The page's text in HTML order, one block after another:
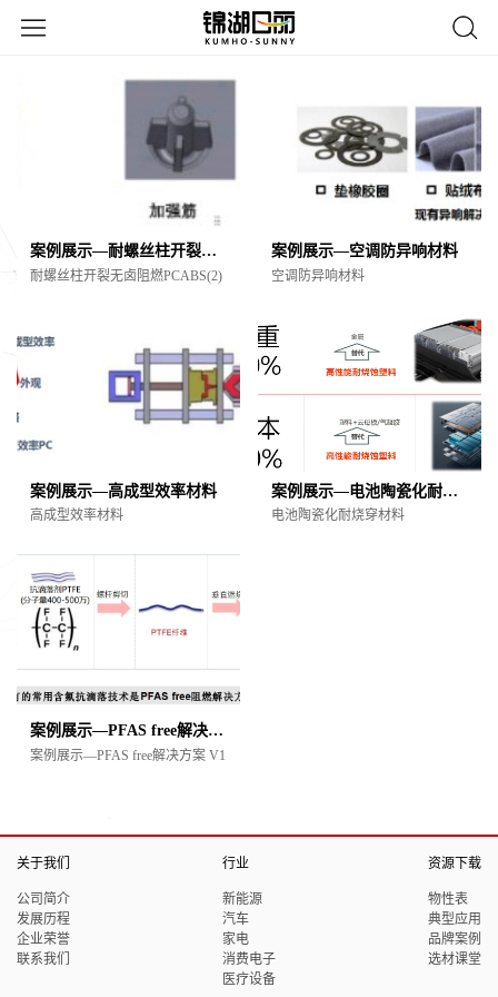
案例展示—耐螺丝柱开裂无卤阻燃PCABS(2)
耐螺丝柱开裂无卤阻燃PCABS(2)
案例展示—空调防异响材料
空调防异响材料
案例展示—高成型效率材料
高成型效率材料
案例展示—电池陶瓷化耐烧穿材料
电池陶瓷化耐烧穿材料
案例展示—PFAS free解决方案 V1
案例展示—PFAS free解决方案 V1
关于我们
公司简介
发展历程
企业荣誉
联系我们
行业
新能源
汽车
家电
消费电子
医疗设备
资源下载
物性表
典型应用
品牌案例
选材课堂